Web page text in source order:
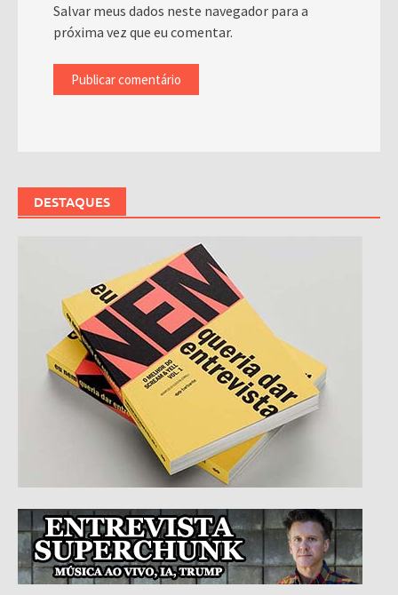
Salvar meus dados neste navegador para a
próxima vez que eu comentar.
DESTAQUES